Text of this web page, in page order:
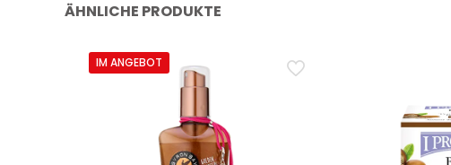
ÄHNLICHE PRODUKTE
IM ANGEBOT